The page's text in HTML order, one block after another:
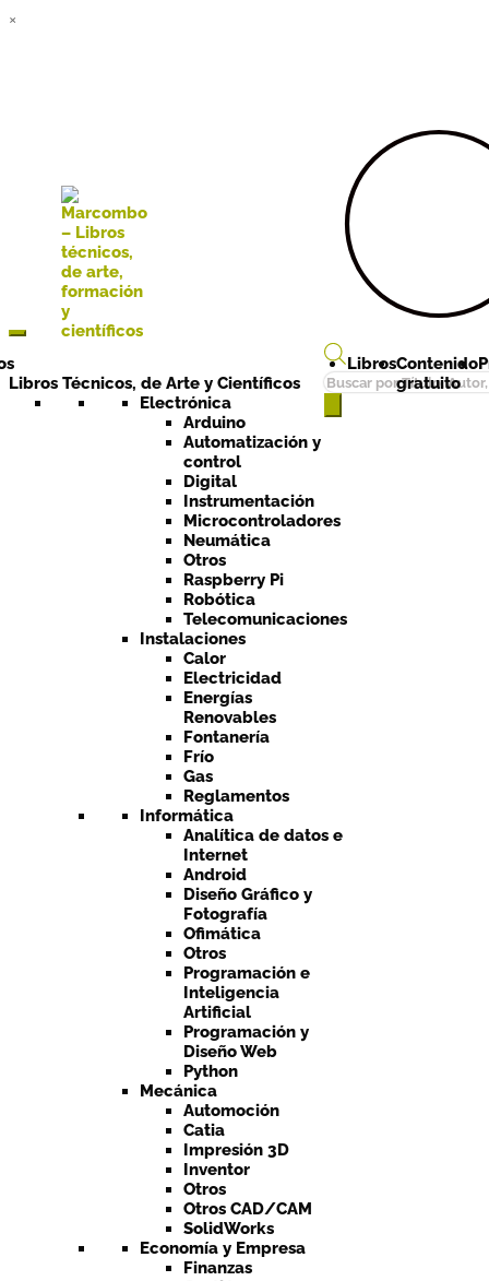
×
Búsqueda
de
Libros Técnicos, de Arte y Científicos
Electrónica
Arduino
Automatización y
control
Digital
Instrumentación
Microcontroladores
Neumática
Otros
Raspberry Pi
Robótica
Telecomunicaciones
Instalaciones
Calor
Electricidad
Energías
Renovables
Fontanería
Frío
Gas
Reglamentos
Informática
Analítica de datos e
Internet
Android
Diseño Gráfico y
Fotografía
Ofimática
Otros
Programación e
Inteligencia
Artificial
Programación y
Diseño Web
Python
Mecánica
Automoción
Catia
Impresión 3D
Inventor
Otros
Otros CAD/CAM
SolidWorks
Economía y Empresa
Finanzas
LibrosContenido
gratuito